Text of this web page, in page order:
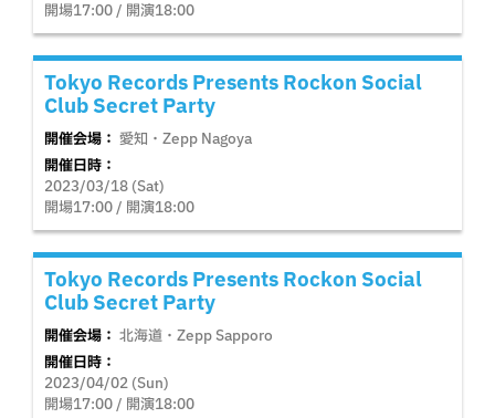
開場17:00 / 開演18:00
Tokyo Records Presents Rockon Social
Club Secret Party
開催会場： 愛知・Zepp Nagoya
開催日時：
2023/03/18 (Sat)
開場17:00 / 開演18:00
Tokyo Records Presents Rockon Social
Club Secret Party
開催会場： 北海道・Zepp Sapporo
開催日時：
2023/04/02 (Sun)
開場17:00 / 開演18:00